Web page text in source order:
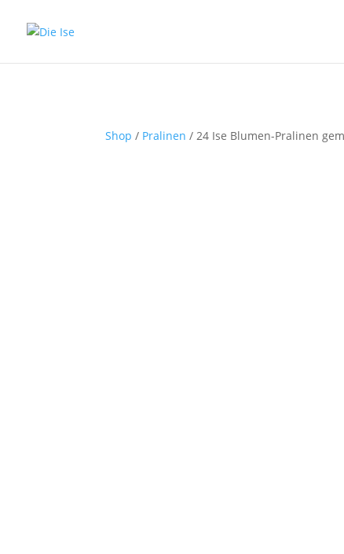
Shop / Pralinen / 24 Ise Blumen-Pralinen